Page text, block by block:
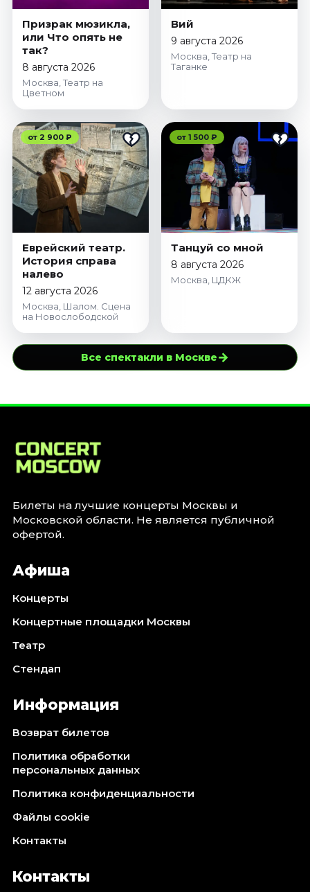
Призрак мюзикла,
или Что опять не
так?
8 августа 2026
Москва, Театр на
Цветном
Вий
9 августа 2026
Москва, Театр на
Таганке
от 2 900 ₽
Еврейский театр.
История справа
налево
12 августа 2026
Москва, Шалом. Сцена
на Новослободской
от 1 500 ₽
Танцуй со мной
8 августа 2026
Москва, ЦДКЖ
Все спектакли в Москве→
Билеты на лучшие концерты Москвы и
Московской области. Не является публичной
офертой.
Афиша
Концерты
Концертные площадки Москвы
Театр
Стендап
Информация
Возврат билетов
Политика обработки
персональных данных
Политика конфиденциальности
Файлы cookie
Контакты
Контакты